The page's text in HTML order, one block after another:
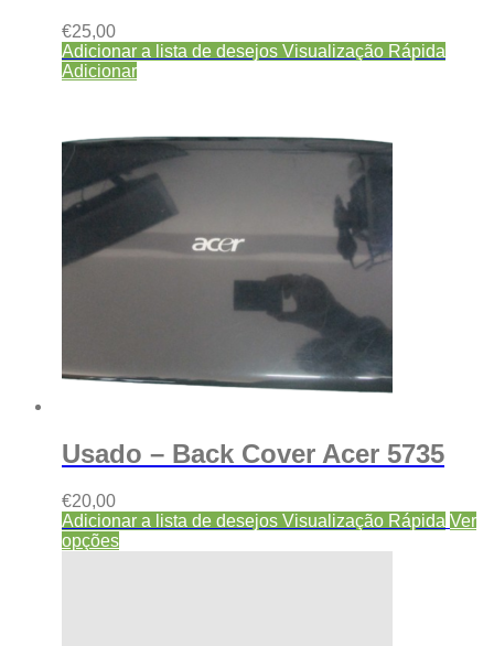
€25,00
Adicionar a lista de desejos Visualização Rápida
Adicionar
Usado – Back Cover Acer 5735
€20,00
Adicionar a lista de desejos Visualização Rápida Ver
opções